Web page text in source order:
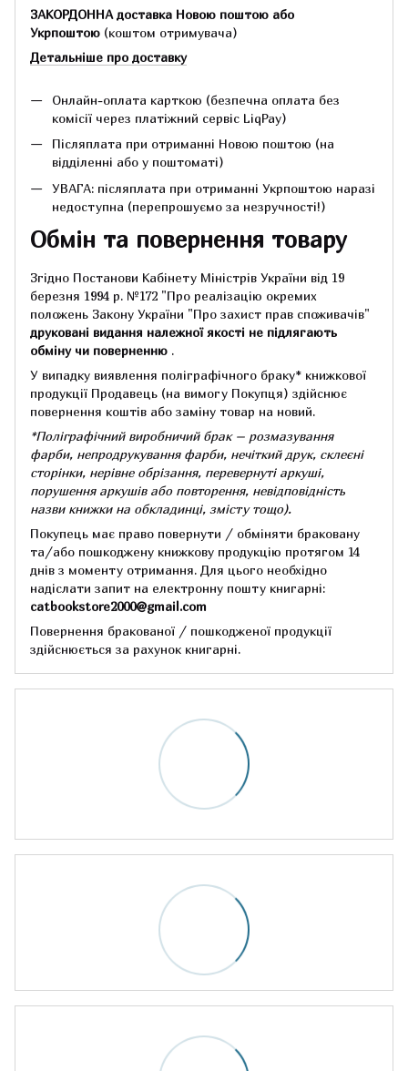
ЗАКОРДОННА доставка Новою поштою або
Укрпоштою (коштом отримувача)
Детальніше про доставку
Онлайн-оплата карткою (безпечна оплата без
комісії через платіжний сервіс LiqPay)
Післяплата при отриманні Новою поштою (на
відділенні або у поштоматі)
УВАГА: післяплата при отриманні Укрпоштою наразі
недоступна (перепрошуємо за незручності!)
Обмін та повернення товару
Згідно Постанови Кабінету Міністрів України від 19
березня 1994 р. №172 "Про реалізацію окремих
положень Закону України "Про захист прав споживачів"
друковані видання належної якості не підлягають
обміну чи поверненню .
У випадку виявлення поліграфічного браку* книжкової
продукції Продавець (на вимогу Покупця) здійснює
повернення коштів або заміну товар на новий.
*Поліграфічний виробничий брак – розмазування
фарби, непродрукування фарби, нечіткий друк, склеєні
сторінки, нерівне обрізання, перевернуті аркуші,
порушення аркушів або повторення, невідповідність
назви книжки на обкладинці, змісту тощо).
Покупець має право повернути / обміняти браковану
та/або пошкоджену книжкову продукцію протягом 14
днів з моменту отримання. Для цього необхідно
надіслати запит на електронну пошту книгарні:
catbookstore2000@gmail.com
Повернення бракованої / пошкодженої продукції
здійснюється за рахунок книгарні.